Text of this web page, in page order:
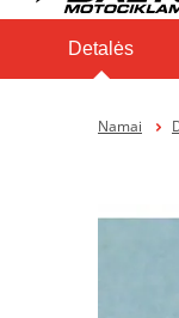
Detalės
Namai